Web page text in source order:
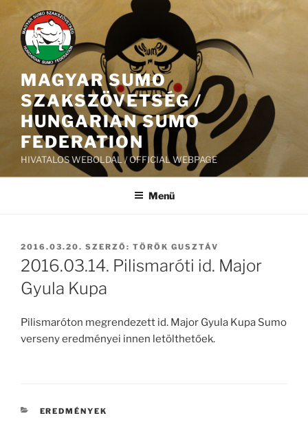
Tartalomhoz
MAGYAR SUMO
SZAKSZÖVETSÉG /
HUNGARIAN SUMO
FEDERATION
HIVATALOS WEBOLDAL / OFFICIAL WEBPAGE
Menü
BEKÜLDVE:
2016.03.20. SZERZŐ: TÖRÖK GUSZTÁV
2016.03.14. Pilismaróti id. Major
Gyula Kupa
Pilismaróton megrendezett id. Major Gyula Kupa Sumo
verseny eredményei innen letölthetőek.
KATEGÓRIÁK
EREDMÉNYEK